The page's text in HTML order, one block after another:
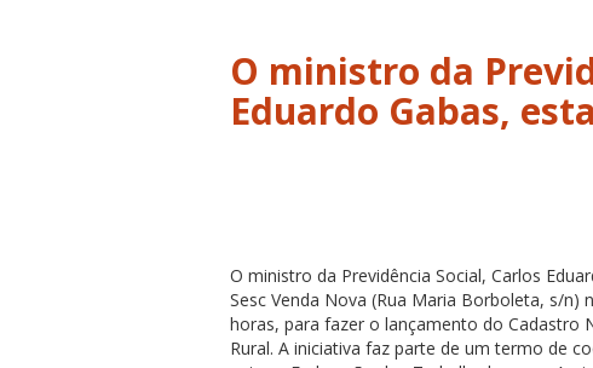
O ministro da
Eduardo Gabas,
O ministro da Previdência Social, Carlos
Sesc Venda Nova (Rua Maria Borboleta, s/n)
horas, para fazer o lançamento do Cadastro
Rural. A iniciativa faz parte de um termo de